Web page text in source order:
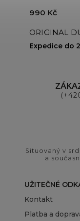
ORIGINAL
Expedice do
990 Kč
Situovaný v
a
UŽITEČNÉ
Kontakt
Platba a